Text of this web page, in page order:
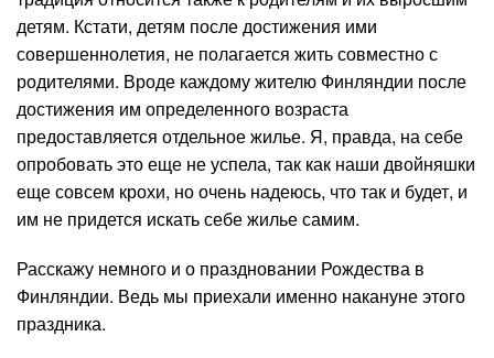
детям. Кстати, детям после достижения ими
совершеннолетия, не полагается жить совместно с
родителями. Вроде каждому жителю Финляндии после
достижения им определенного возраста
предоставляется отдельное жилье. Я, правда, на себе
опробовать это еще не успела, так как наши двойняшки
еще совсем крохи, но очень надеюсь, что так и будет, и
им не придется искать себе жилье самим.
Расскажу немного и о праздновании Рождества в
Финляндии. Ведь мы приехали именно накануне этого
праздника.